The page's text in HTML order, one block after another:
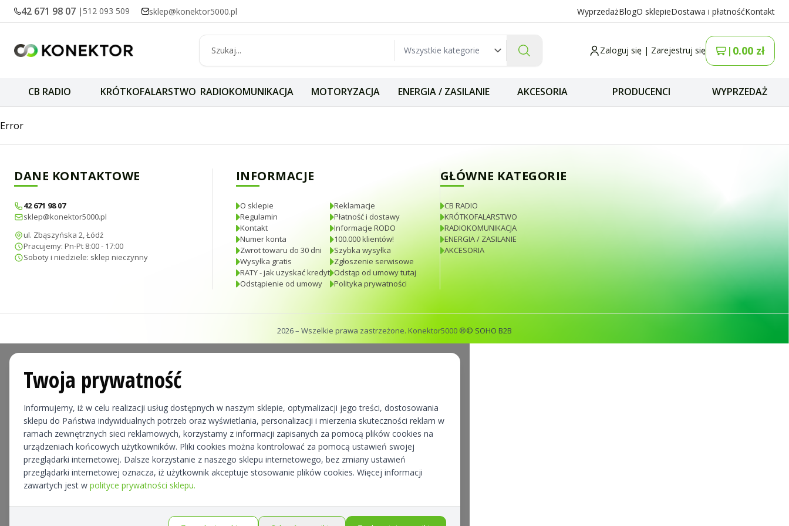
42 671 98 07 | 512 093 509 sklep@konektor5000.pl WyprzedażBlogO sklepieDostawa i płatnośćKontakt
Zaloguj się | Zarejestruj się | 0.00 zł
CB RADIO KRÓTKOFALARSTWO RADIOKOMUNIKACJA MOTORYZACJA ENERGIA / ZASILANIE AKCESORIA PRODUCENCI WYPRZEDAŻ
Radiora ISM-868-H Antena 21cm złącze SMA
Error
DANE KONTAKTOWE
42 671 98 07
sklep@konektor5000.pl
ul. Zbąszyńska 2, Łódź
Pracujemy: Pn-Pt 8:00 - 17:00
Soboty i niedziele: sklep nieczynny
INFORMACJE
O sklepie
Regulamin
Kontakt
Numer konta
Zwrot towaru do 30 dni
Wysyłka gratis
RATY - jak uzyskać kredyt
Odstąpienie od umowy
Reklamacje
Płatność i dostawy
Informacje RODO
100.000 klientów!
Szybka wysyłka
Zgłoszenie serwisowe
Odstąp od umowy tutaj
Polityka prywatności
GŁÓWNE KATEGORIE
CB RADIO
KRÓTKOFALARSTWO
RADIOKOMUNIKACJA
ENERGIA / ZASILANIE
AKCESORIA
2026– Wszelkie prawa zastrzeżone. Konektor5000 ®© SOHO B2B
Twoja prywatność
Informujemy, iż w celu realizacji usług dostępnych w naszym sklepie, optymalizacji jego treści, dostosowania
sklepu do Państwa indywidualnych potrzeb oraz wyświetlania, personalizacji i mierzenia skuteczności reklam w
ramach zewnętrznych sieci reklamowych, korzystamy z informacji zapisanych za pomocą plików cookies na
urządzeniach końcowych użytkowników. Pliki cookies można kontrolować za pomocą ustawień swojej
przeglądarki internetowej. Dalsze korzystanie z naszego sklepu internetowego, bez zmiany ustawień
przeglądarki internetowej oznacza, iż użytkownik akceptuje stosowanie plików cookies. Więcej informacji
zawartych jest w polityce prywatności sklepu.